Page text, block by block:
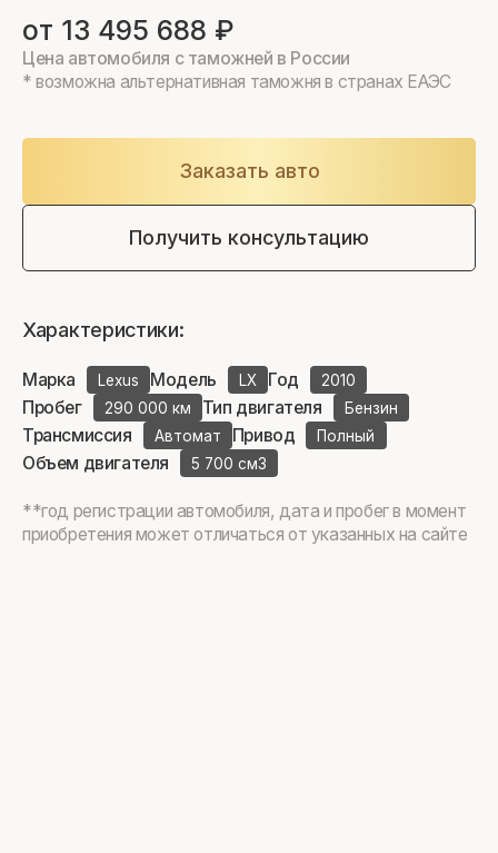
от 13 495 688 ₽
Цена автомобиля с таможней в России
* возможна альтернативная таможня в странах ЕАЭС
Заказать авто
Получить консультацию
Характеристики:
Марка Lexus Модель LX Год 2010
Пробег 290 000 км Тип двигателя Бензин
Трансмиссия Автомат Привод Полный
Объем двигателя 5 700 см3
**год регистрации автомобиля, дата и пробег в момент
приобретения может отличаться от указанных на сайте